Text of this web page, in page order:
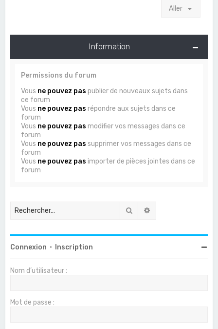
Aller
Information
Permissions du forum
Vous ne pouvez pas publier de nouveaux sujets dans
ce forum
Vous ne pouvez pas répondre aux sujets dans ce
forum
Vous ne pouvez pas modifier vos messages dans ce
forum
Vous ne pouvez pas supprimer vos messages dans ce
forum
Vous ne pouvez pas importer de pièces jointes dans ce
forum
Rechercher
Connexion • Inscription
Nom d’utilisateur :
Mot de passe :